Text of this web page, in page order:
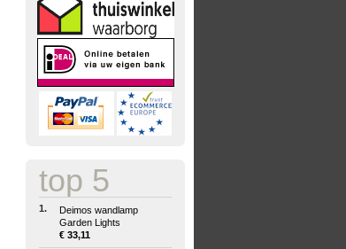
top 5
1.
Deimos wandlamp
Garden Lights
€ 33,11